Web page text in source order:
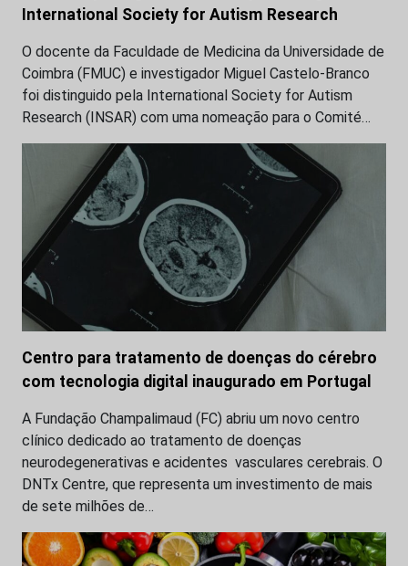
International Society for Autism Research
O docente da Faculdade de Medicina da Universidade de
Coimbra (FMUC) e investigador Miguel Castelo-Branco
foi distinguido pela International Society for Autism
Research (INSAR) com uma nomeação para o Comité…
Centro para tratamento de doenças do cérebro
com tecnologia digital inaugurado em Portugal
A Fundação Champalimaud (FC) abriu um novo centro
clínico dedicado ao tratamento de doenças
neurodegenerativas e acidentes vasculares cerebrais. O
DNTx Centre, que representa um investimento de mais
de sete milhões de…